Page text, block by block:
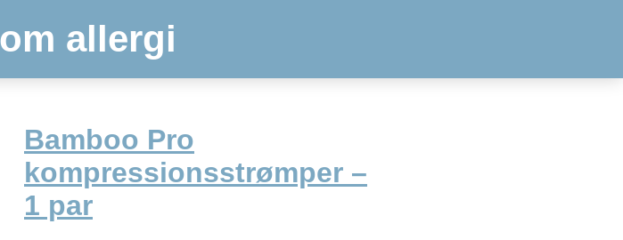
allergi
Bamboo Pro
kompressionsstrømper –
1 par